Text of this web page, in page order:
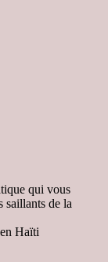
qui vous
saillants de la
Haïti